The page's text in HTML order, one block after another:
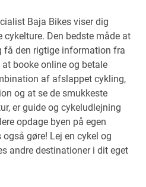
Baja Bikes viser dig
cykelture. Den bedste måde at
få den rigtige information fra
booke online og betale
af afslappet cykling,
og at se de smukkeste
er guide og cykeludlejning
opdage byen på egen
gøre! Lej en cykel og
andre destinationer i dit eget